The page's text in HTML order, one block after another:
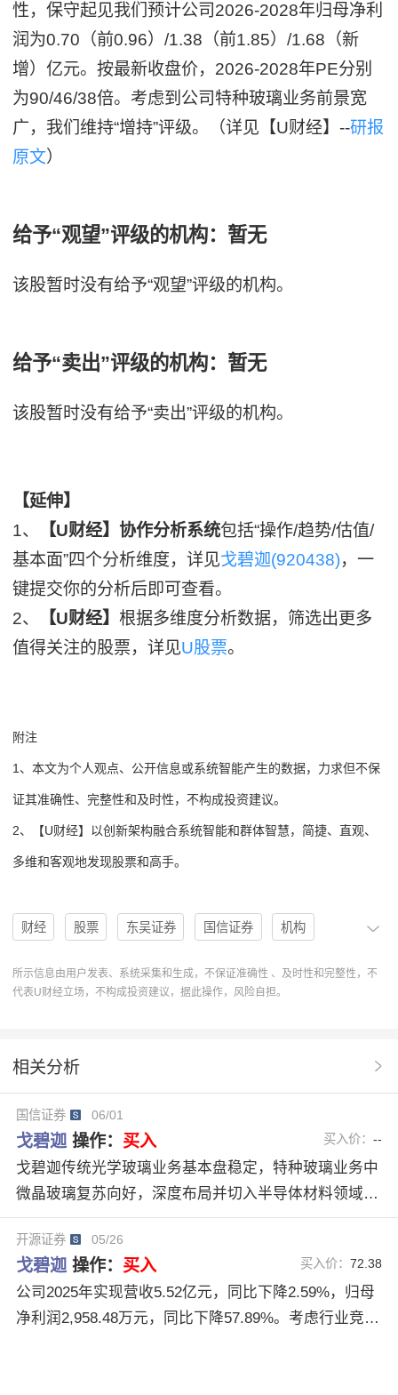
性，保守起见我们预计公司2026-2028年归母净利
润为0.70（前0.96）/1.38（前1.85）/1.68（新
增）亿元。按最新收盘价，2026-2028年PE分别
为90/46/38倍。考虑到公司特种玻璃业务前景宽
广，我们维持“增持”评级。（详见【U财经】--研报
原文）
给予“观望”评级的机构：暂无
该股暂时没有给予“观望”评级的机构。
给予“卖出”评级的机构：暂无
该股暂时没有给予“卖出”评级的机构。
【延伸】
1、
【U财经】协作分析系统包括“操作/趋势/估值/
基本面”四个分析维度，详见戈碧迦(920438)，一
键提交你的分析后即可查看。
2、
【U财经】根据多维度分析数据，筛选出更多
值得关注的股票，详见U股票。
附注
1、本文为个人观点、公开信息或系统智能产生的数据，力求但不保
证其准确性、完整性和及时性，不构成投资建议。
2、【U财经】以创新架构融合系统智能和群体智慧，简捷、直观、
多维和客观地发现股票和高手。
财经 股票 东吴证券 国信证券 机构
评级 分析 买入 行业竞争 买入评级
玻璃基板
微晶玻璃
所示信息由用户发表、系统采集和生成，不保证准确性 、及时性和完整性，不
代表U财经立场，不构成投资建议，据此操作，风险自担。
相关分析
国信证券 06/01
戈碧迦 操作： 买入 买入价：--
戈碧迦传统光学玻璃业务基本盘稳定，特种玻璃业务中
微晶玻璃复苏向好，深度布局并切入半导体材料领域，
玻璃载板业务业绩兑现，玻璃基板验证进展顺利。考虑
未来公司特种玻璃业务“多点开花”，玻璃载板和基板放
量后公司业绩增量显著，我们预计公司2026-2028年归
母净利润0.76/1.37/1.94亿元，同比+156.3%/+80.7%/+4
1.4%；EPS分别为0.52/0.95/1.34元，首次覆盖，给予
开源证券 05/26
戈碧迦 操作： 买入 买入价：72.38
公司2025年实现营收5.52亿元，同比下降2.59%，归母
净利润2,958.48万元，同比下降57.89%。考虑行业竞争